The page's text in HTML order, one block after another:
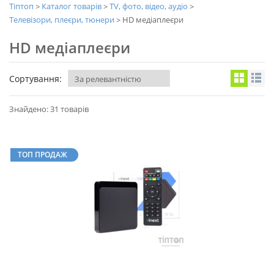
Тіптоп Каталог товарів
TV, фото, відео, аудіо
Телевізори, плеєри, тюнери
HD медіаплеєри
HD медіаплеєри
Сортування:
Знайдено: 31 товарів
ТОП ПРОДАЖ